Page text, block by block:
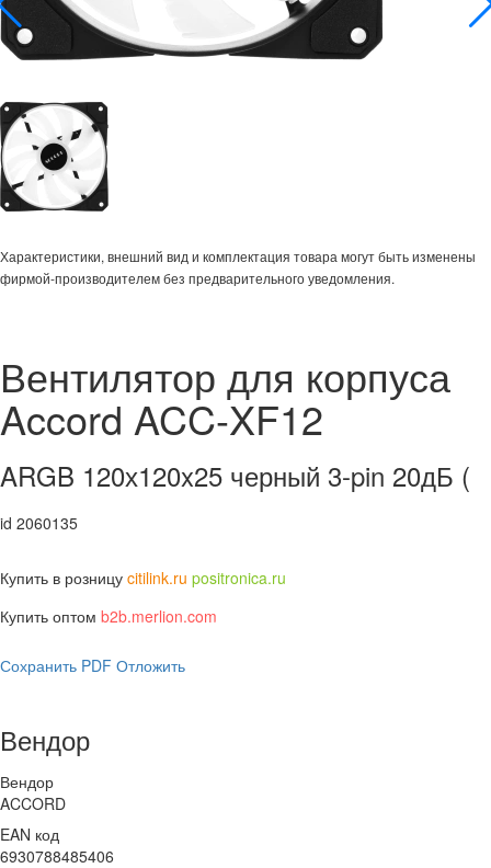
Характеристики, внешний вид и комплектация товара могут быть изменены
фирмой-производителем без предварительного уведомления.
Вентилятор для корпуса
Accord ACC-XF12
ARGB 120х120x25 черный 3-pin 20дБ (
id 2060135
Купить в розницу citilink.ru positronica.ru
Купить оптом b2b.merlion.com
Сохранить PDF Отложить
Вендор
Вендор
ACCORD
EAN код
6930788485406